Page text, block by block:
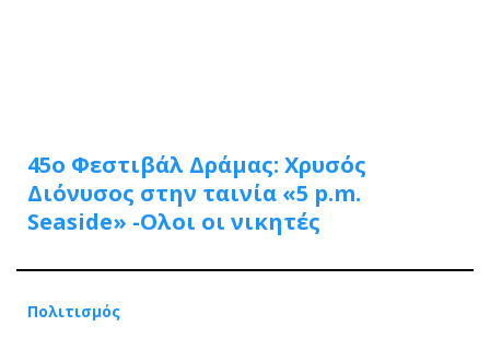
45o Φεστιβάλ Δράμας: Χρυσός
Διόνυσος στην ταινία «5 p.m.
Seaside» -Ολοι οι νικητές
Πολιτισμός